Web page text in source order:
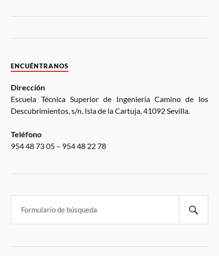
ENCUÉNTRANOS
Dirección
Escuela Técnica Superior de Ingeniería Camino de los
Descubrimientos, s/n. Isla de la Cartuja, 41092 Sevilla.
Teléfono
954 48 73 05 – 954 48 22 78